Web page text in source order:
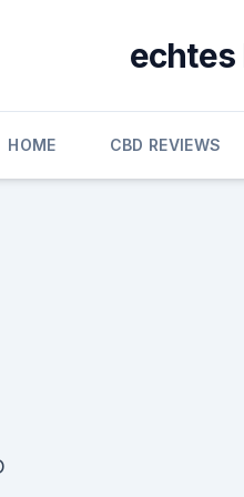
HOME CBD REVIEWS